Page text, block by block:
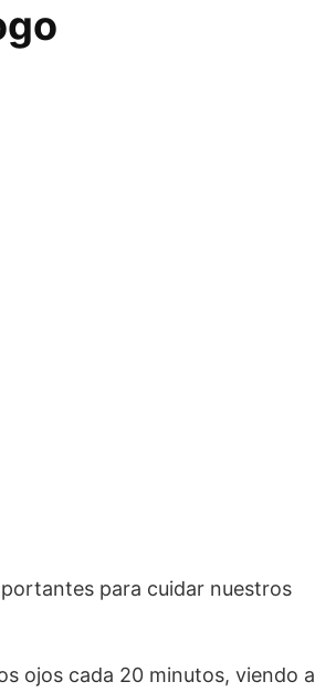
para cuidar nuestros
ojos cada 20 minutos, viendo a